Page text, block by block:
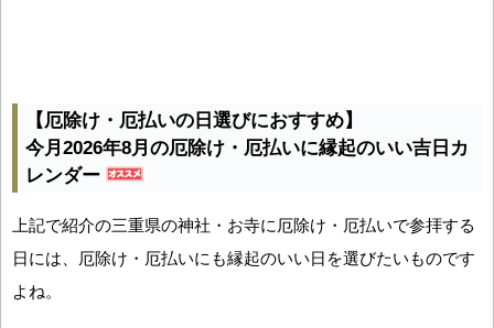
【厄除け・厄払いの日選びにおすすめ】
今月2026年8月の厄除け・厄払いに縁起のいい吉日カ
レンダー
上記で紹介の三重県の神社・お寺に厄除け・厄払いで参拝する
日には、厄除け・厄払いにも縁起のいい日を選びたいものです
よね。